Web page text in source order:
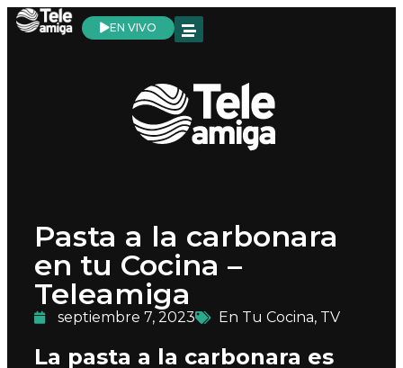
EN VIVO
Pasta a la carbonara
en tu Cocina –
Teleamiga
septiembre 7, 2023 En Tu Cocina, TV
La pasta a la carbonara es